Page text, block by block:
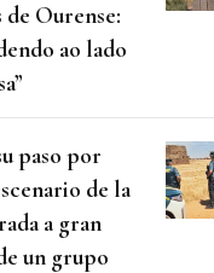
de Ourense:
ao lado
paso por
de la
a gran
un grupo